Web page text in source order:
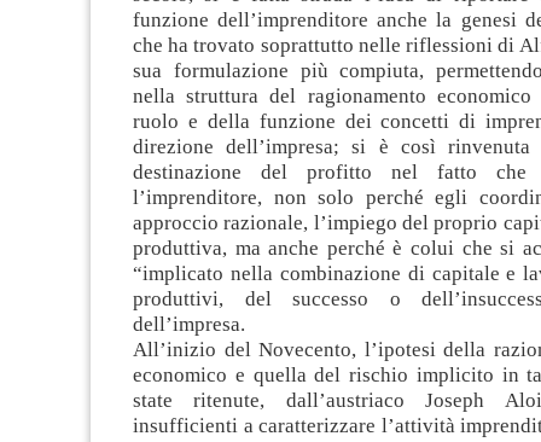
funzione dell’imprenditore anche la genesi
che ha trovato soprattutto nelle riflessioni di
sua formulazione più compiuta,
nella struttura del ragionamento economico
ruolo e della funzione dei concetti di
direzione dell’impresa; si è così
destinazione del profitto nel fatto che
l’imprenditore, non solo perché egli
approccio razionale, l’impiego del proprio
produttiva, ma anche perché è colui che si
“implicato nella combinazione di capitale e
produttivi, del successo o
dell’impresa.
All’inizio del Novecento, l’ipotesi della
economico e quella del rischio implicito in
state ritenute, dall’austriaco Joseph
insufficienti a caratterizzare l’attività